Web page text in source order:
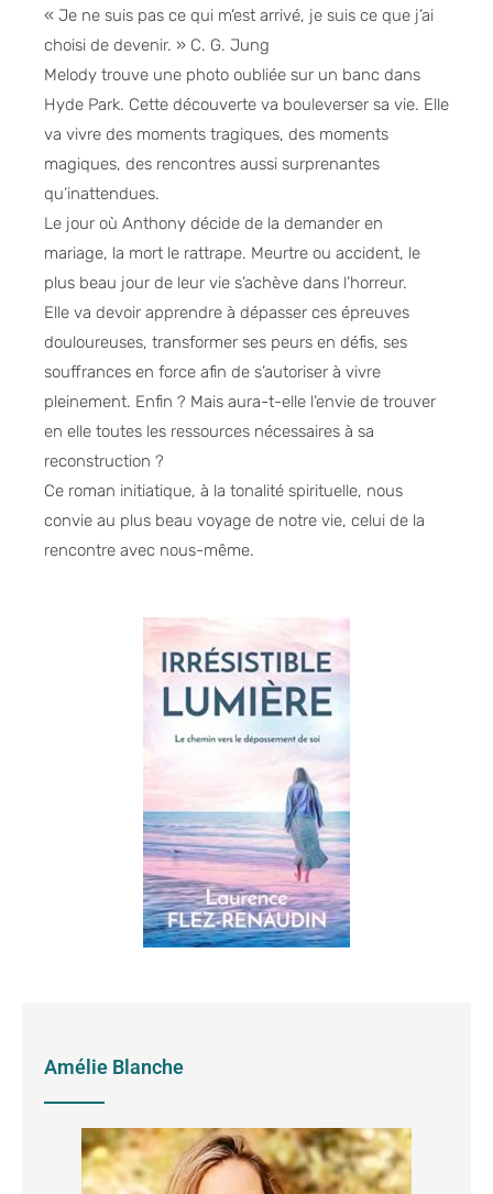
« Je ne suis pas ce qui m’est arrivé, je suis ce que j’ai
choisi de devenir. » C. G. Jung
Melody trouve une photo oubliée sur un banc dans
Hyde Park. Cette découverte va bouleverser sa vie. Elle
va vivre des moments tragiques, des moments
magiques, des rencontres aussi surprenantes
qu’inattendues.
Le jour où Anthony décide de la demander en
mariage, la mort le rattrape. Meurtre ou accident, le
plus beau jour de leur vie s’achève dans l’horreur.
Elle va devoir apprendre à dépasser ces épreuves
douloureuses, transformer ses peurs en défis, ses
souffrances en force afin de s’autoriser à vivre
pleinement. Enfin ? Mais aura-t-elle l’envie de trouver
en elle toutes les ressources nécessaires à sa
reconstruction ?
Ce roman initiatique, à la tonalité spirituelle, nous
convie au plus beau voyage de notre vie, celui de la
rencontre avec nous-même.
Amélie Blanche